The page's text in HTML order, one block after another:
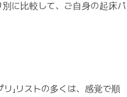
別に比較して、ご自身の起床パ
」リストの多くは、感覚で順